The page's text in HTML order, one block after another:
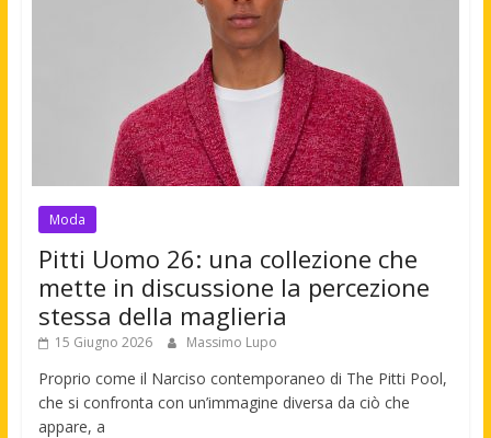
Moda
Pitti Uomo 26: una collezione che
mette in discussione la percezione
stessa della maglieria
15 Giugno 2026 Massimo Lupo
Proprio come il Narciso contemporaneo di The Pitti Pool,
che si confronta con un’immagine diversa da ciò che
appare, a